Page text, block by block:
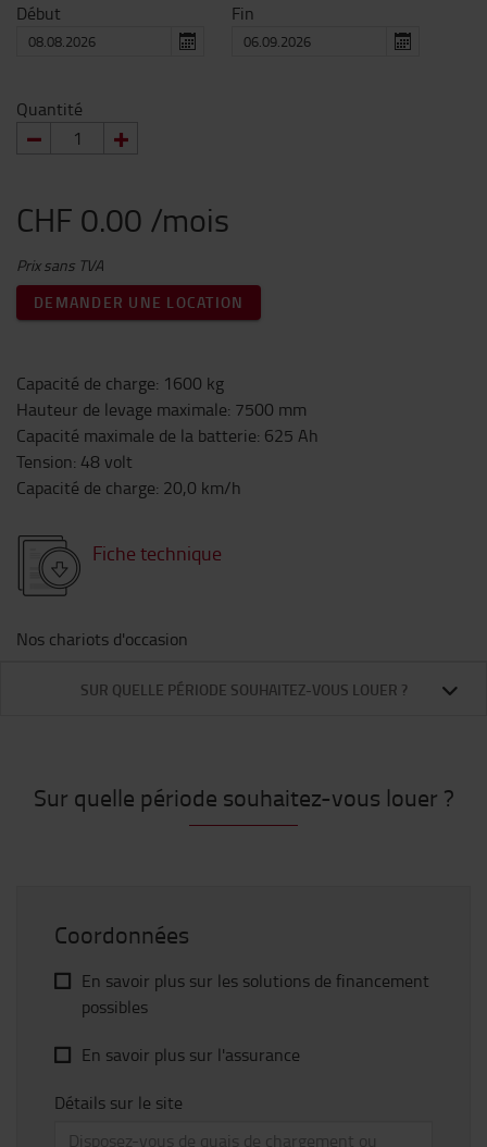
Début Fin
Quantité
CHF 0.00 /mois
Prix sans TVA
DEMANDER UNE LOCATION
Capacité de charge: 1600 kg
Hauteur de levage maximale: 7500 mm
Capacité maximale de la batterie: 625 Ah
Tension: 48 volt
Capacité de charge: 20,0 km/h
Fiche technique
Nos chariots d'occasion
SUR QUELLE PÉRIODE SOUHAITEZ-VOUS LOUER ?
Sur quelle période souhaitez-vous louer ?
Coordonnées
En savoir plus sur les solutions de financement
possibles
En savoir plus sur l'assurance
Détails sur le site